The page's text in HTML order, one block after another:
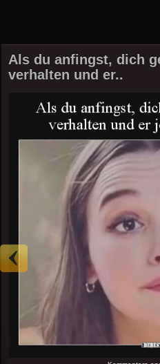
Als du anfingst, dich
verhalten und er..